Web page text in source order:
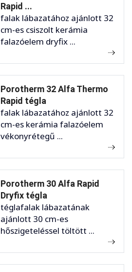
Rapid ...
falak lábazatához ajánlott 32
cm-es csiszolt kerámia
falazóelem dryfix ...
Porotherm 32 Alfa Thermo
Rapid tégla
falak lábazatához ajánlott 32
cm-es kerámia falazóelem
vékonyrétegű ...
Porotherm 30 Alfa Rapid
Dryfix tégla
téglafalak lábazatának
ajánlott 30 cm-es
hőszigeteléssel töltött ...